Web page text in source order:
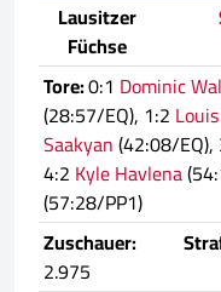
Lausitzer
Füchse
Tore:0:1 Dominic
(28:57/EQ), 1:2
Saakyan(42:08/EQ),
4:2 Kyle Havlena
(57:28/PP1)
Zuschauer:
2.975